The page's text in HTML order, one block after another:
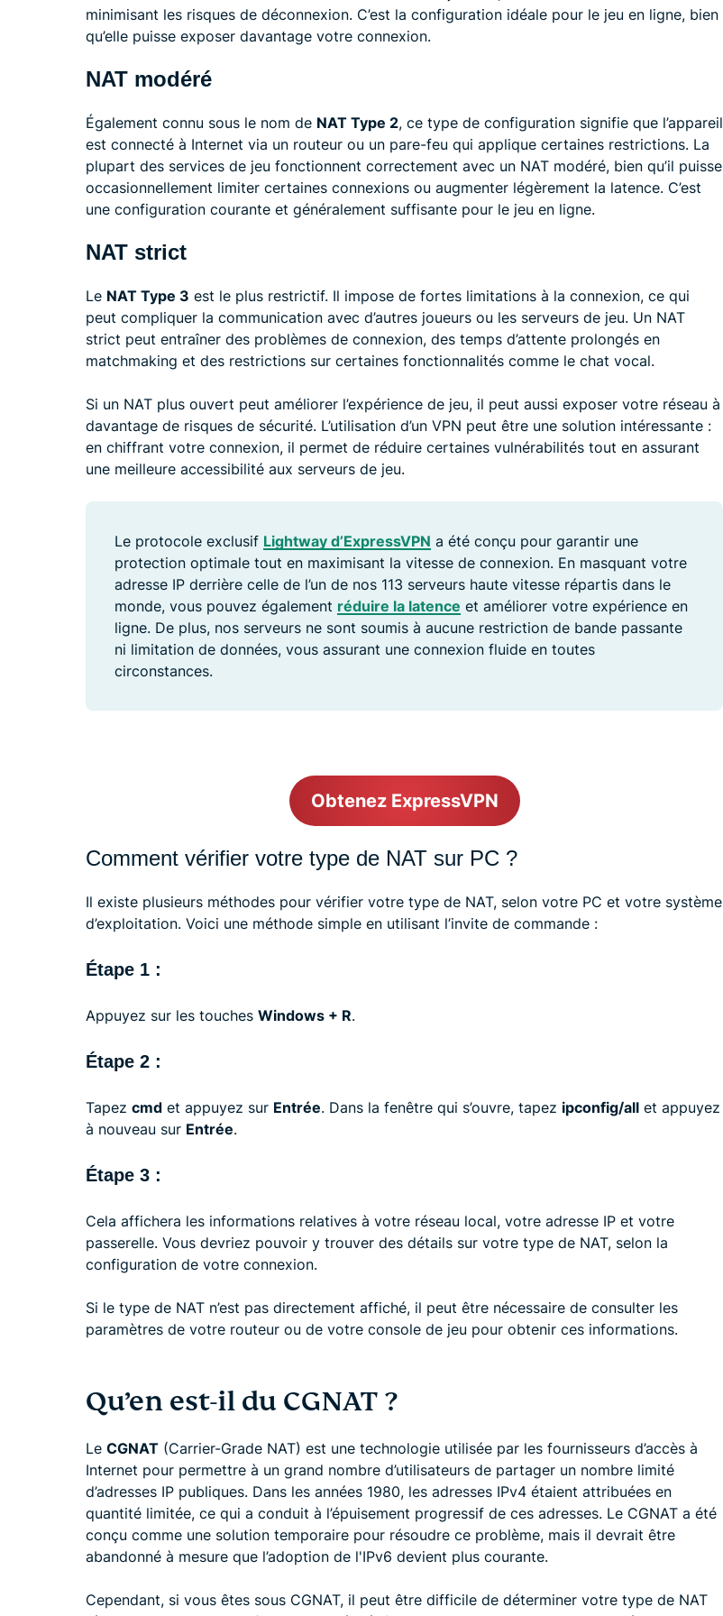
minimisant les risques de déconnexion. C’est la configuration idéale pour le jeu en ligne, bien
qu’elle puisse exposer davantage votre connexion.
NAT modéré
Également connu sous le nom de NAT Type 2, ce type de configuration signifie que l’appareil
est connecté à Internet via un routeur ou un pare-feu qui applique certaines restrictions. La
plupart des services de jeu fonctionnent correctement avec un NAT modéré, bien qu’il puisse
occasionnellement limiter certaines connexions ou augmenter légèrement la latence. C’est
une configuration courante et généralement suffisante pour le jeu en ligne.
NAT strict
Le NAT Type 3 est le plus restrictif. Il impose de fortes limitations à la connexion, ce qui
peut compliquer la communication avec d’autres joueurs ou les serveurs de jeu. Un NAT
strict peut entraîner des problèmes de connexion, des temps d’attente prolongés en
matchmaking et des restrictions sur certaines fonctionnalités comme le chat vocal.
Si un NAT plus ouvert peut améliorer l’expérience de jeu, il peut aussi exposer votre réseau à
davantage de risques de sécurité. L’utilisation d’un VPN peut être une solution intéressante :
en chiffrant votre connexion, il permet de réduire certaines vulnérabilités tout en assurant
une meilleure accessibilité aux serveurs de jeu.
Le protocole exclusif Lightway d’ExpressVPN a été conçu pour garantir une
protection optimale tout en maximisant la vitesse de connexion. En masquant votre
adresse IP derrière celle de l’un de nos 113 serveurs haute vitesse répartis dans le
monde, vous pouvez également réduire la latence et améliorer votre expérience en
ligne. De plus, nos serveurs ne sont soumis à aucune restriction de bande passante
ni limitation de données, vous assurant une connexion fluide en toutes
circonstances.
Obtenez ExpressVPN
Comment vérifier votre type de NAT sur PC ?
Il existe plusieurs méthodes pour vérifier votre type de NAT, selon votre PC et votre système
d’exploitation. Voici une méthode simple en utilisant l’invite de commande :
Étape 1 :
Appuyez sur les touches Windows + R.
Étape 2 :
Tapez cmd et appuyez sur Entrée. Dans la fenêtre qui s’ouvre, tapez ipconfig/all et appuyez
à nouveau sur Entrée.
Étape 3 :
Cela affichera les informations relatives à votre réseau local, votre adresse IP et votre
passerelle. Vous devriez pouvoir y trouver des détails sur votre type de NAT, selon la
configuration de votre connexion.
Si le type de NAT n’est pas directement affiché, il peut être nécessaire de consulter les
paramètres de votre routeur ou de votre console de jeu pour obtenir ces informations.
Qu’en est-il du CGNAT ?
Le CGNAT (Carrier-Grade NAT) est une technologie utilisée par les fournisseurs d’accès à
Internet pour permettre à un grand nombre d’utilisateurs de partager un nombre limité
d’adresses IP publiques. Dans les années 1980, les adresses IPv4 étaient attribuées en
quantité limitée, ce qui a conduit à l’épuisement progressif de ces adresses. Le CGNAT a été
conçu comme une solution temporaire pour résoudre ce problème, mais il devrait être
abandonné à mesure que l’adoption de l'IPv6 devient plus courante.
Cependant, si vous êtes sous CGNAT, il peut être difficile de déterminer votre type de NAT